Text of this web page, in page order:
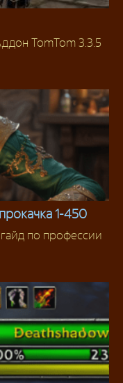
TomTom 3.3.5
1-450
по профессии